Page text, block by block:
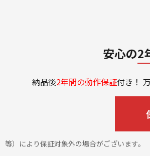
安心の2
納品後2年間の動作保証付き！
）により保証対象外の場合がございます。